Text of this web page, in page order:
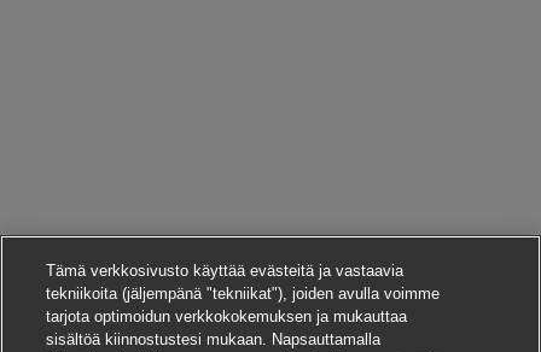
Tämä verkkosivusto käyttää evästeitä ja vastaavia
tekniikoita (jäljempänä "tekniikat"), joiden avulla voimme
tarjota optimoidun verkkokokemuksen ja mukauttaa
sisältöä kiinnostustesi mukaan. Napsauttamalla